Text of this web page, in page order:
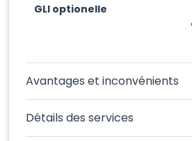
GLI optionelle
Avantages et inconvénients
Détails des services